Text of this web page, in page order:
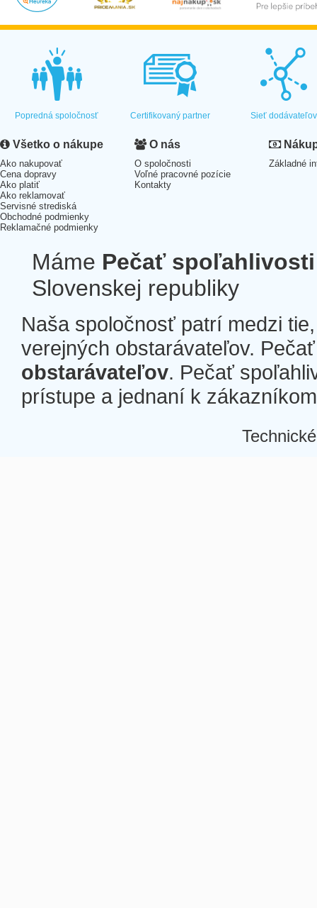
Popredná spoločnosť Certifikovaný partner Sieť dodávateľov
Všetko o nákupe
Ako nakupovať
Cena dopravy
Ako platiť
Ako reklamovať
Servisné strediská
Obchodné podmienky
Reklamačné podmienky
O nás
O spoločnosti
Voľné pracovné pozície
Kontakty
Základné
Máme Pečať spoľahlivosti
Slovenskej republiky
Naša spoločnosť patrí medzi
verejných obstarávateľov.
obstarávateľov. Pečať
prístupe a jednaní k